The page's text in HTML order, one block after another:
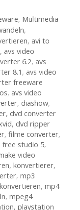
, Multimedia
,
, avi to
, avs video
6.2, avs
8.1 , avs video
freeware
, avs video
, diashow,
, dvd converter
, dvd ripper
, filme converter,
free studio 5,
video
, konvertierer,
, mp3
, mp4
, mpeg4
, playstation